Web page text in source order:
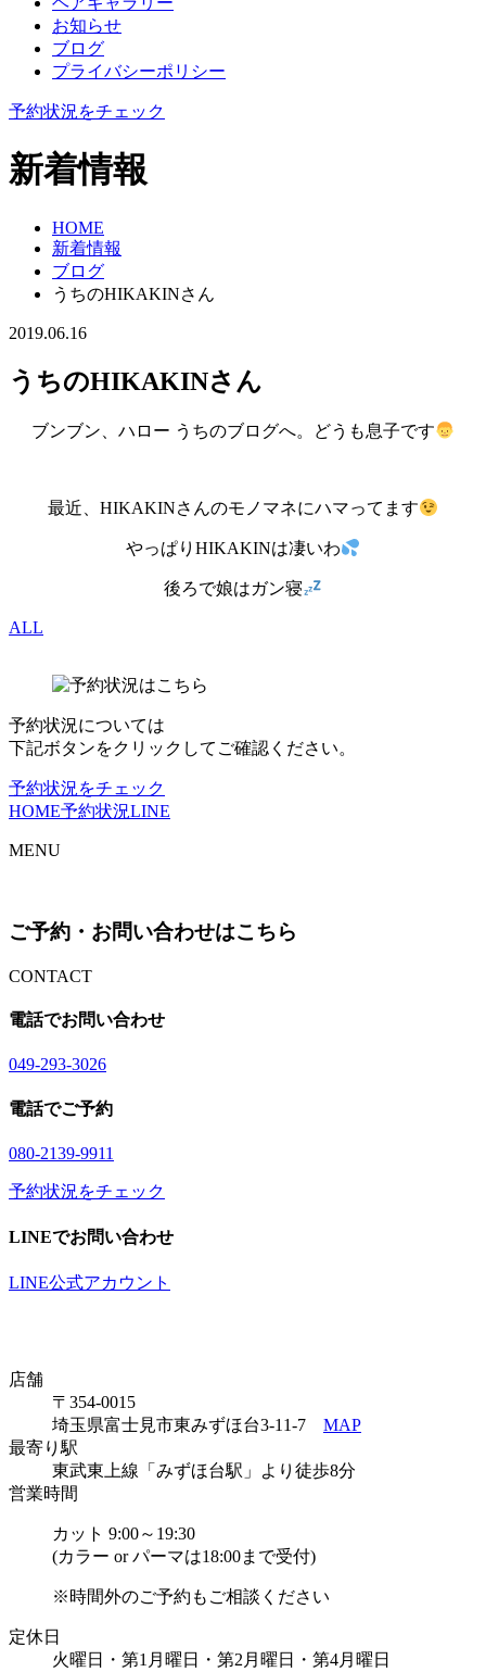
お知らせ
ブログ
プライバシーポリシー
予約状況をチェック
新着情報
HOME
新着情報
ブログ
うちのHIKAKINさん
2019.06.16
うちのHIKAKINさん
ブンブン、ハロー うちのブログへ。どうも息子です
最近、HIKAKINさんのモノマネにハマってます
やっぱりHIKAKINは凄いわ
後ろで娘はガン寝
ALL
予約状況については
下記ボタンをクリックしてご確認ください。
予約状況をチェック
HOME予約状況LINE
MENU
ご予約・お問い合わせはこちら
CONTACT
電話でお問い合わせ
049-293-3026
電話でご予約
080-2139-9911
予約状況をチェック
LINEでお問い合わせ
LINE公式アカウント
店舗
〒354-0015
埼玉県富士見市東みずほ台3-11-7 MAP
最寄り駅
東武東上線「みずほ台駅」より徒歩8分
営業時間
カット 9:00～19:30
(カラー or パーマは18:00まで受付)
※時間外のご予約もご相談ください
定休日
火曜日・第1月曜日・第2月曜日・第4月曜日